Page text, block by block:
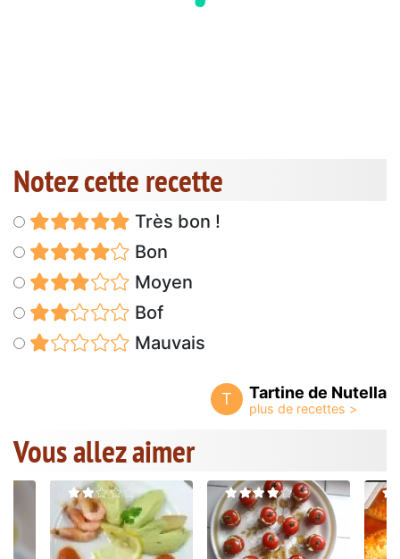
Notez cette recette
Très bon !
Bon
Moyen
Bof
Mauvais
T Tartine de Nutella
Vous allez aimer